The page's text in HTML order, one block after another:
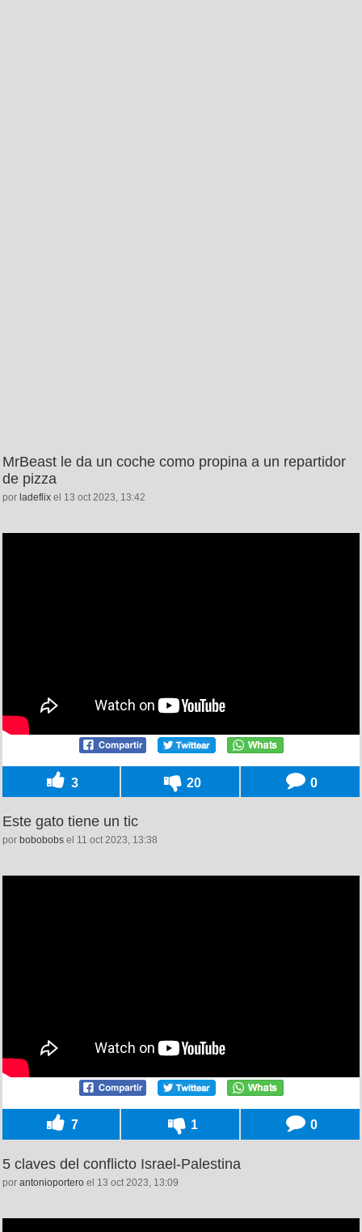
MrBeast le da un coche como propina a un repartidor
de pizza
por ladeflix el 13 oct 2023, 13:42
3 20 0
Este gato tiene un tic
por bobobobs el 11 oct 2023, 13:38
7 1 0
5 claves del conflicto Israel-Palestina
por antonioportero el 13 oct 2023, 13:09